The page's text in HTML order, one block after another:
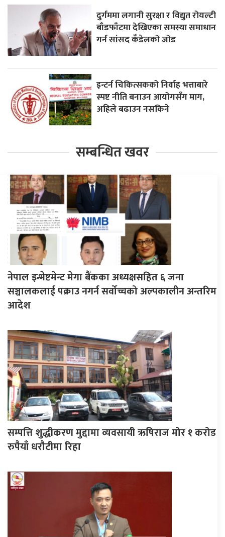
दुर्गममा लगानी सुरक्षा र विद्युत रोयल्टी
बाँडफाँटमा देखिएका समस्या समाधान
गर्न सांसद कँडेलको जोड
इन्टर्न चिकित्सकको निर्वाह भत्ताबारे
स्पष्ट नीति बनाउन आयोगसँग माग,
अहिले बढाउन नसकिने
सम्बन्धित खवर
नेपाल इन्भेष्टमेन्ट मेगा बैंकका अध्यक्षसहित ६ जना
सञ्चालकलाई पक्राउ नगर्न सर्वोच्चको अल्पकालीन अन्तरिम
आदेश
सम्पत्ति शुद्धीकरण मुद्दामा व्यवसायी ऋषिराज मोर १ करोड
रुपैयाँ धरौटीमा रिहा